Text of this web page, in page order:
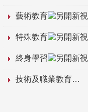
藝術教育
特殊教育
終身學習
技術及職業教育